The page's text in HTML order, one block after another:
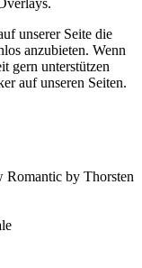
unserer Seite die
anzubieten. Wenn
gern unterstützen
auf unseren Seiten.
Romantic by Thorsten